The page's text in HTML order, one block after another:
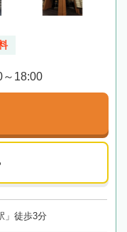
～18:00
」徒歩3分